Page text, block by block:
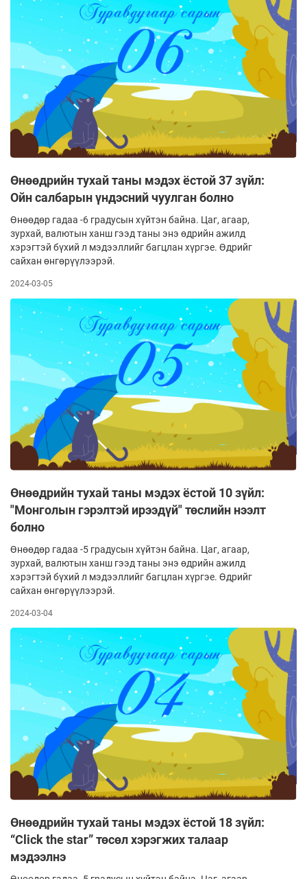
Өнөөдрийн тухай таны мэдэх ёстой 37 зүйл:
Ойн салбарын үндэсний чуулган болно
Өнөөдөр гадаа -6 градусын хүйтэн байна. Цаг, агаар,
зурхай, валютын ханш гээд таны энэ өдрийн ажилд
хэрэгтэй бүхий л мэдээллийг багцлан хүргэе. Өдрийг
сайхан өнгөрүүлээрэй.
2024-03-05
Өнөөдрийн тухай таны мэдэх ёстой 10 зүйл:
"Монголын гэрэлтэй ирээдүй" төслийн нээлт
болно
Өнөөдөр гадаа -5 градусын хүйтэн байна. Цаг, агаар,
зурхай, валютын ханш гээд таны энэ өдрийн ажилд
хэрэгтэй бүхий л мэдээллийг багцлан хүргэе. Өдрийг
сайхан өнгөрүүлээрэй.
2024-03-04
Өнөөдрийн тухай таны мэдэх ёстой 18 зүйл:
“Click the star” төсөл хэрэгжих талаар
мэдээлнэ